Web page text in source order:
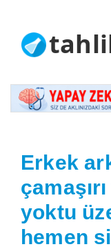
Erkek
yoktu
hemen